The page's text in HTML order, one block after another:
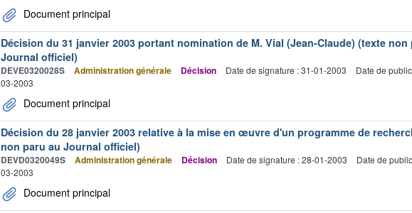
Document principal
Décision du 31 janvier 2003 portant nomination de M. Vial (Jean-Claude) (texte non
Journal officiel)
DEVE0320028S Administration générale Décision Date de signature : 31-01-2003
Date de
03-2003
Document principal
Décision du 28 janvier 2003 relative à la mise en œuvre d'un programme de
non paru au Journal officiel)
DEVD0320049S Administration générale Décision Date de signature : 28-01-2003
Date de
03-2003
Document principal